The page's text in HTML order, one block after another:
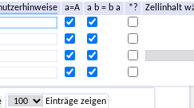
a=A a b = b a *?
Zellinhalt
Einträge zeigen